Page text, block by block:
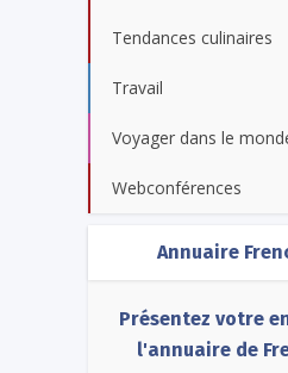
Tendances culinaires
Travail
Voyager dans le
Webconférences
Annuaire
Présentez votre
l'annuaire de